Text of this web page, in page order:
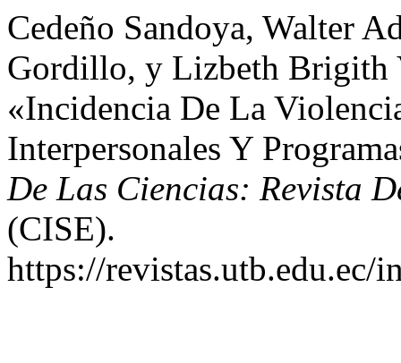
Cedeño Sandoya, Walter
Gordillo, y Lizbeth Brigith
«Incidencia De La
Interpersonales Y
De Las Ciencias: Revista
(CISE).
https://revistas.utb.edu.ec/